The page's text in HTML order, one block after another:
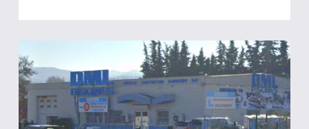
Magasin
DML
piscines
Bouc-